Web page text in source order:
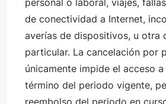
personal o laboral, viajes,
de conectividad a Internet,
averías de dispositivos, u otra
particular. La cancelación por
únicamente impide el acceso
término del periodo vigente,
reembolso del periodo en